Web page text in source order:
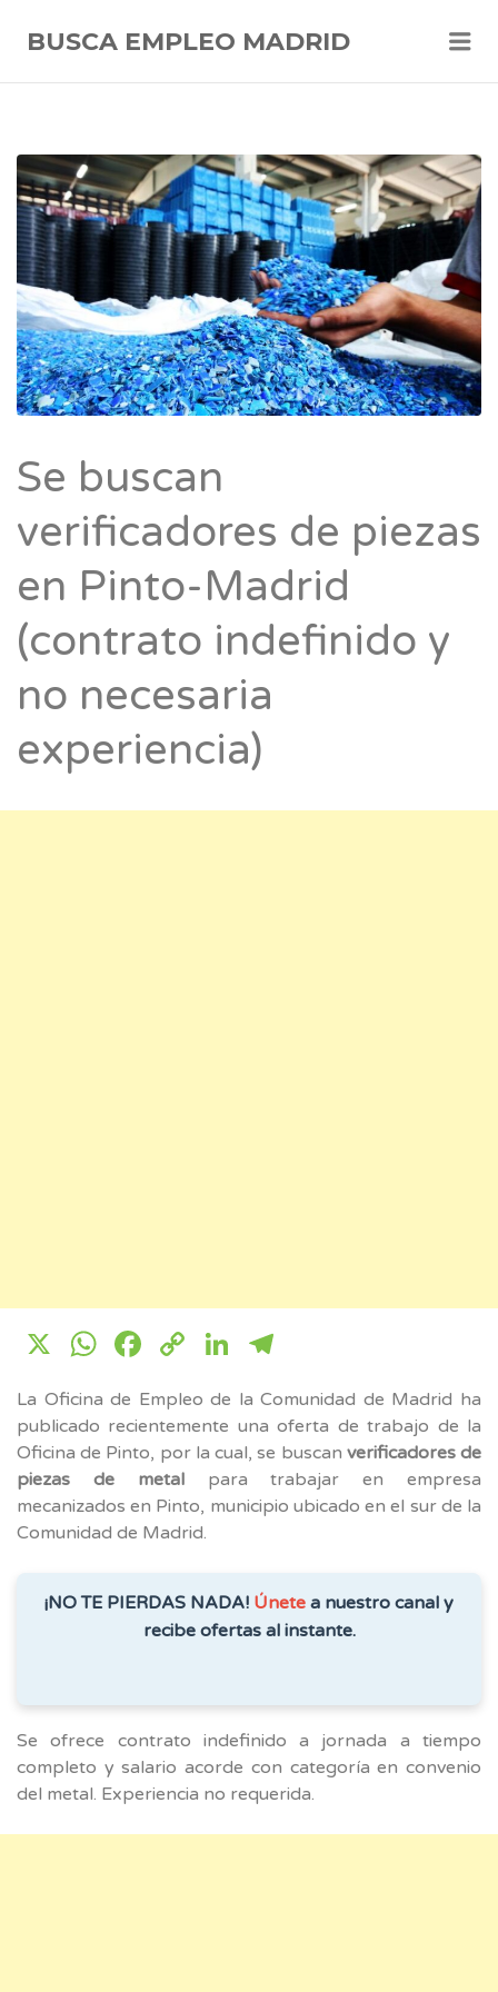
BUSCA EMPLEO MADRID
Se buscan
verificadores de piezas
en Pinto-Madrid
(contrato indefinido y
no necesaria
experiencia)
X WhatsApp
Facebook
CopyLinkedIn
La Oficina de Empleo de la Comunidad de Madrid ha
publicado recientemente una oferta de trabajo de la
Oficina de Pinto, por la cual, se buscan verificadores de
piezas de metalpara trabajar en empresa
mecanizados en Pinto, municipio ubicado en el sur de la
Comunidad de Madrid.
¡NO TE PIERDAS NADA! Únete a nuestro canal y
recibe ofertas al instante.
Se ofrece contrato indefinido a jornada a tiempo
completo y salario acorde con categoría en convenio
del metal. Experiencia no requerida.